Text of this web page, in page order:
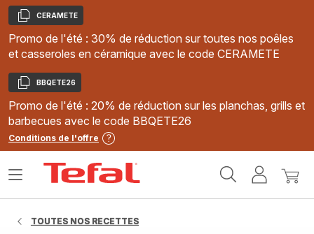
Copier
CERAMETE
Promo de l'été : 30% de réduction sur toutes nos poêles
et casseroles en céramique avec le code CERAMETE
Copier
BBQETE26
Promo de l'été : 20% de réduction sur les planchas, grills et
barbecues avec le code BBQETE26
Conditions de l'offre
MonMon
Ouvrir
TOUTES NOS RECETTES